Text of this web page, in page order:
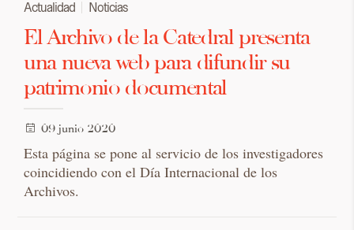
Actualidad Noticias
El Archivo de la Catedral presenta
una nueva web para difundir su
patrimonio documental
09 junio 2020
Esta página se pone al servicio de los investigadores
coincidiendo con el Día Internacional de los
Archivos.